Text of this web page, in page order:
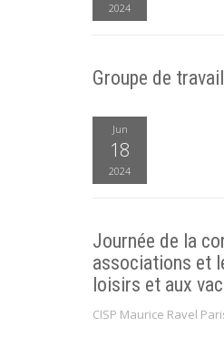
2024
Groupe de
Jun
18
2024
Journée de la
associations et
loisirs et aux
CISP Maurice Ravel